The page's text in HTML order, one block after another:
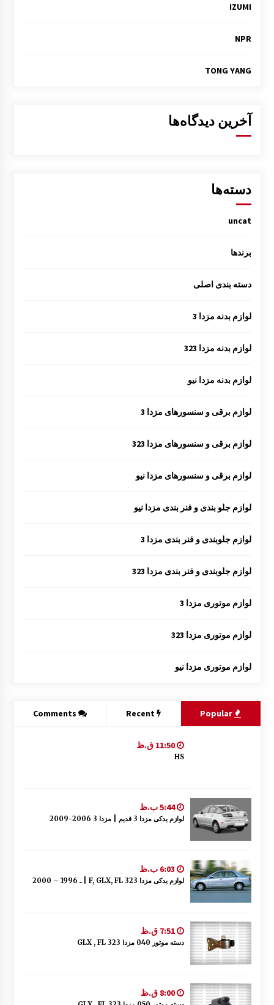
IZUMI
NPR
TONG YANG
آخرین دیدگاه‌ها
دسته‌ها
uncat
برندها
دسته بندی اصلی
لوازم بدنه مزدا 3
لوازم بدنه مزدا 323
لوازم بدنه مزدا نیو
لوازم برقی و سنسورهای مزدا 3
لوازم برقی و سنسورهای مزدا 323
لوازم برقی و سنسورهای مزدا نیو
لوازم جلو بندی و فنر بندی مزدا نیو
لوازم جلوبندی و فنر بندی مزدا 3
لوازم جلوبندی و فنر بندی مزدا 323
لوازم موتوری مزدا 3
لوازم موتوری مزدا 323
لوازم موتوری مزدا نیو
Recent
Comments
11:50 ق.ظ
HS
5:44 ب.ظ
لوازم یدکی مزدا 3 قدیم | مزدا 3 2006-2009
لوازم یدکی مزدا 323 F, GLX, FL | ـ 1996 – 2000
7:51 ق.ظ
دسته موتور 040 مزدا 323 GLX , FL
8:00 ق.ظ